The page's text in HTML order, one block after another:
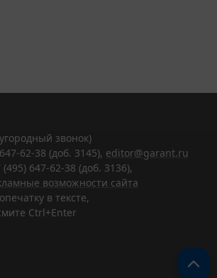
звонок)
62-38 (доб. 3145), editor@garant.ru
647-62-38 (доб. 3136),
возможности сайта
в тексте,
Ctrl+Enter